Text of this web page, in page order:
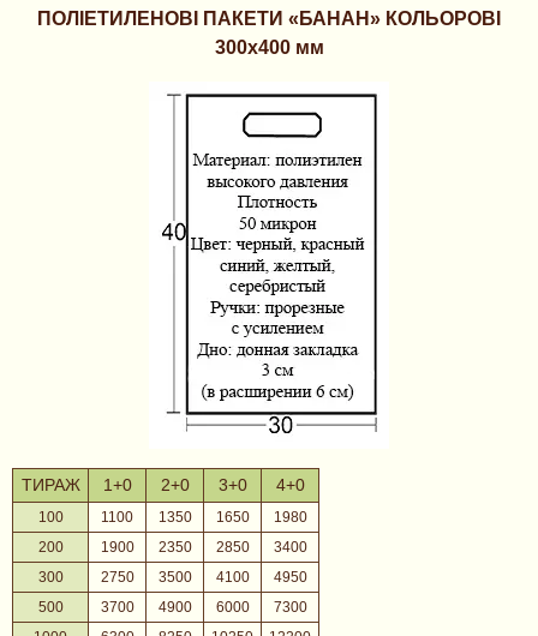
ПОЛІЕТИЛЕНОВІ ПАКЕТИ «БАНАН» КОЛЬОРОВІ
300х400 мм
ТИРАЖ 1+0 2+0 3+0 4+0
100 1100 1350 1650
1980
200
1900 2350 2850
3400
300
2750 3500 4100
4950
500
3700 4900 6000
7300